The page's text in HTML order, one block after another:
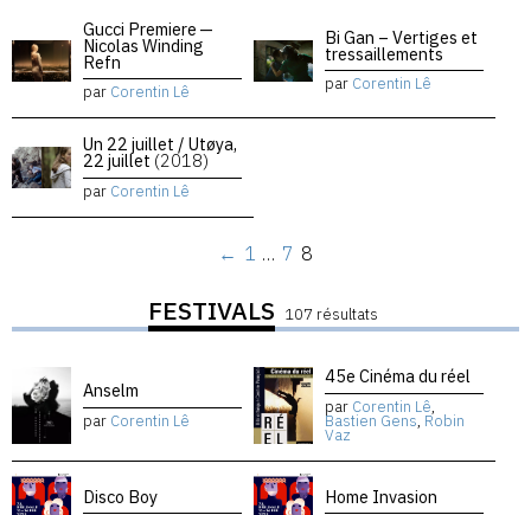
Gucci Premiere —
Nicolas Winding
Refn
par Corentin Lê
Bi Gan – Vertiges et
tressaillements
par Corentin Lê
Un 22 juillet / Utøya,
22 juillet (2018)
par Corentin Lê
← 1 … 7 8
FESTIVALS 107 résultats
Anselm
par Corentin Lê
45e Cinéma du réel
par Corentin Lê,
Bastien Gens, Robin
Vaz
Disco Boy Home Invasion